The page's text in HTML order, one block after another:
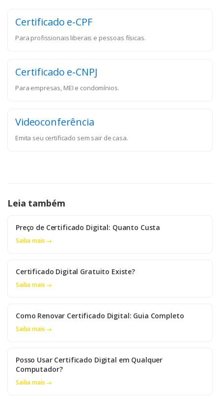
Certificado e-CPF
Para profissionais liberais e pessoas físicas.
Certificado e-CNPJ
Para empresas, MEI e condomínios.
Videoconferência
Emita seu certificado sem sair de casa.
Leia também
Preço de Certificado Digital: Quanto Custa
Saiba mais →
Certificado Digital Gratuito Existe?
Saiba mais →
Como Renovar Certificado Digital: Guia Completo
Saiba mais →
Posso Usar Certificado Digital em Qualquer
Computador?
Saiba mais →